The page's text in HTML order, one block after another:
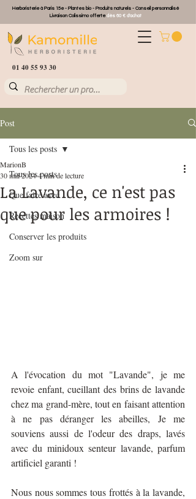
Herboristerie à Paris 15e - Plantes bio - Produits naturels - Conseil personnalisé
Livraison Colissimo offertedès 60 € d'achat
01 40 55 93 30
Post
Tous les posts
Que faire avec ...
Recettes maison
Conserver les produits
Zoom sur
Tous les posts
La Lavande, ce n'est pas
que pour les armoires !
MarionB
30 mai 20244 min de lecture
A l'évocation du mot "Lavande", je me
revoie enfant, cueillant des brins de lavande
chez ma grand-mère, tout en faisant attention
à ne pas déranger les abeilles, Je me
souviens aussi de l'odeur des draps, lavés
avec du minidoux senteur lavande, parfum
artificiel garanti !
Nous nous sommes tous frottés à la lavande,